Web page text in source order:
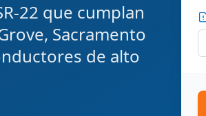
22 que cumplan
Sacramento
de alto